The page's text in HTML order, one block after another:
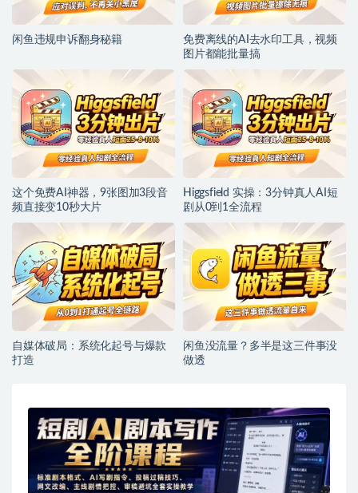
闲鱼违规申诉翻身秘籍
免费离线的AI去水印工具，视频
图片都能批量搞
这个免费AI神器，9张图加3段音
频直接变10秒大片
Higgsfield 实操：3分钟真人AI短
剧从0到1全流程
自媒体破局：系统化起号与爆款
打造
闲鱼没流量？多半是这三件事没
做透